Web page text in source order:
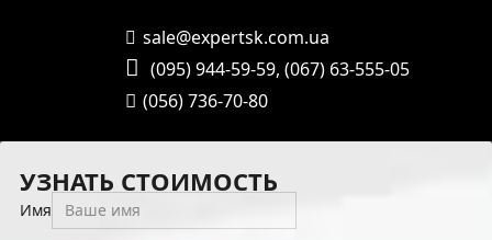
sale@expertsk.com.ua
(095) 944-59-59, (067) 63-555-05
(056) 736-70-80
УЗНАТЬ СТОИМОСТЬ
Имя